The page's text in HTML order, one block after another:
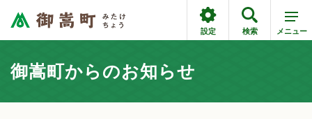
設定 検索 メニュー
御嵩町からのお知らせ